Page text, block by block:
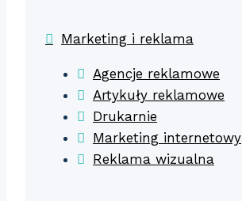
Marketing i reklama
Agencje reklamowe
Artykuły reklamowe
Drukarnie
Marketing internetowy
Reklama wizualna